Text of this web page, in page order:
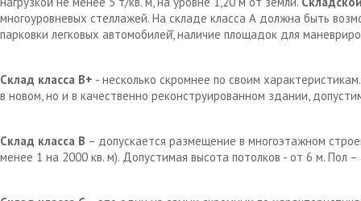
многоуровневых стеллажей. На складе класса А должна быть
парковки легковых автомобилей̆, наличие площадок для
Склад класса В+ - несколько скромнее по своим
в новом, но и в качественно реконструированном здании,
Склад класса В – допускается размещение в многоэтажном
менее 1 на 2000 кв. м). Допустимая высота потолков - от 6 м. Пол